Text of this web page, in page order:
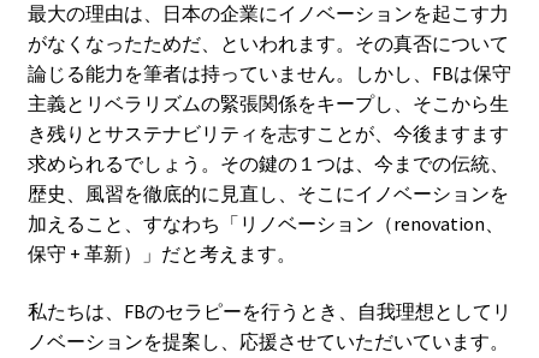
最大の理由は、日本の企業にイノベーションを起こす力
がなくなったためだ、といわれます。その真否について
論じる能力を筆者は持っていません。しかし、FBは保守
主義とリベラリズムの緊張関係をキープし、そこから生
き残りとサステナビリティを志すことが、今後ますます
求められるでしょう。その鍵の１つは、今までの伝統、
歴史、風習を徹底的に見直し、そこにイノベーションを
加えること、すなわち「リノベーション（renovation、
保守 + 革新）」だと考えます。
私たちは、FBのセラピーを行うとき、自我理想としてリ
ノベーションを提案し、応援させていただいています。